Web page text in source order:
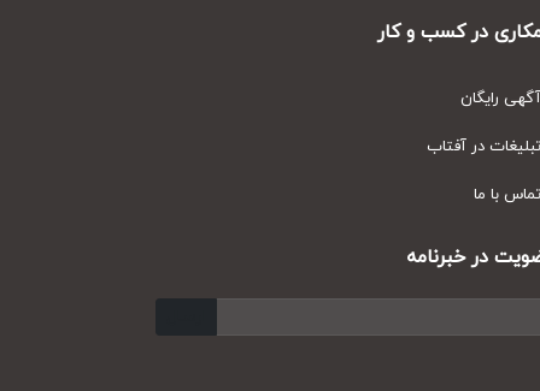
در کسب و کار
رایگان
در آفتاب
با ما
در خبرنامه